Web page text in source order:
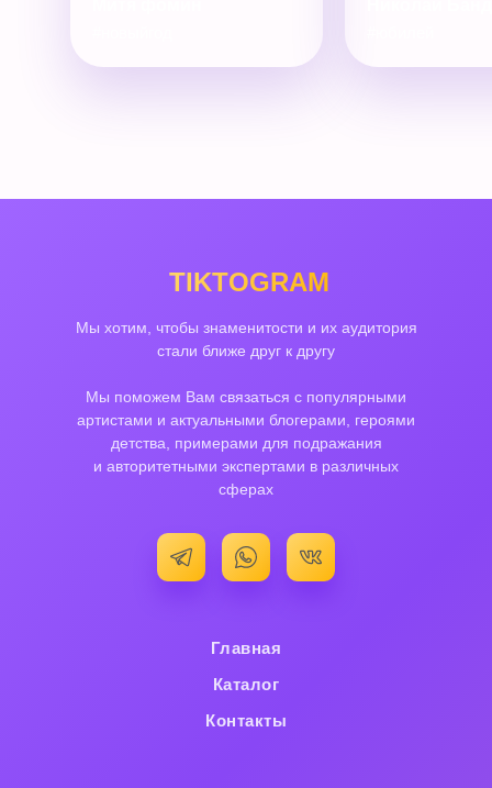
Мы хотим, чтобы знаменитости и их аудитория
стали ближе друг к другу
Мы поможем Вам связаться с популярными
артистами и актуальными блогерами, героями
детства, примерами для подражания
и авторитетными экспертами в различных
сферах
TIKTOGRAM
Контакты
Главная
Каталог